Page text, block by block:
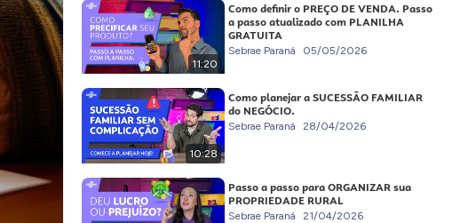
11:20
Como definir o PREÇO DE VENDA. Passo
a passo atualizado com PLANILHA
GRATUITA
Sebrae Paraná 05/05/2026
10:28
Como planejar a SUCESSÃO FAMILIAR
do NEGÓCIO.
Sebrae Paraná 28/04/2026
Passo a passo para ORGANIZAR sua
PROPRIEDADE RURAL
Sebrae Paraná 21/04/2026